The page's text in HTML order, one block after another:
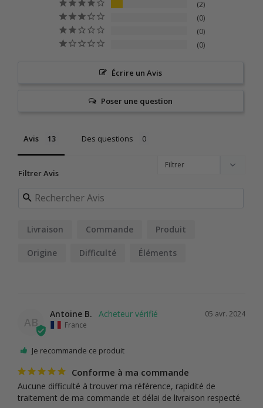
2
0
0
0
Écrire un Avis
Poser une question
Avis Des questions
Filtrer Avis
Livraison Commande Produit
Origine Difficulté Éléments
AB
05 avr. 2024
Antoine B.
France
Je recommande ce produit
Conforme à ma commande
Aucune difficulté à trouver ma référence, rapidité de
traitement de ma commande et délai de livraison respecté.